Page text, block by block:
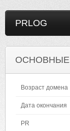
PRLOG
ОСНОВНЫЕ
Возраст домена
Дата окончания
PR